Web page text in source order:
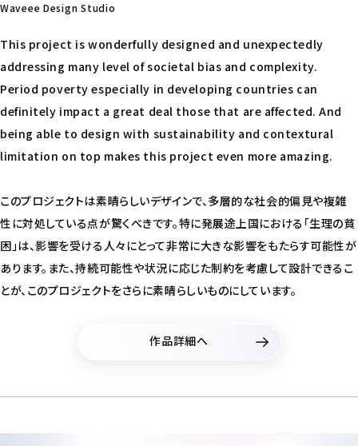
Waveee Design Studio
This project is wonderfully designed and unexpectedly
addressing many level of societal bias and complexity.
Period poverty especially in developing countries can
definitely impact a great deal those that are affected. And
being able to design with sustainability and contextural
limitation on top makes this project even more amazing.
このプロジェクトは素晴らしいデザインで、多層的な社会的偏見や複雑
性に対処している点が驚くべきです。特に発展途上国における「生理の貧
困」は、影響を受ける人々にとって非常に大きな影響をもたらす可能性が
あります。また、持続可能性や状況に応じた制約を考慮して設計できるこ
とが、このプロジェクトをさらに素晴らしいものにしています。
作品詳細へ